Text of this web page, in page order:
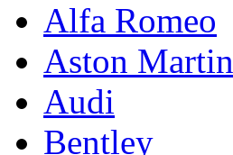
Alfa Romeo
Aston Martin
Audi
Bentley